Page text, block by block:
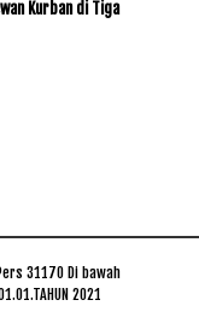
Kurban di Tiga
31170 Di bawah
2021